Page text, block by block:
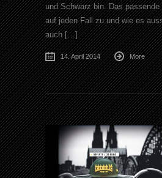
und Schwarz bin. Das
auf jeden Fall zu und wie es
auch […]
14. April 2014 More